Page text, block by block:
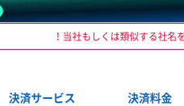
！当社もしくは類似する社
決済サービス 決済料金